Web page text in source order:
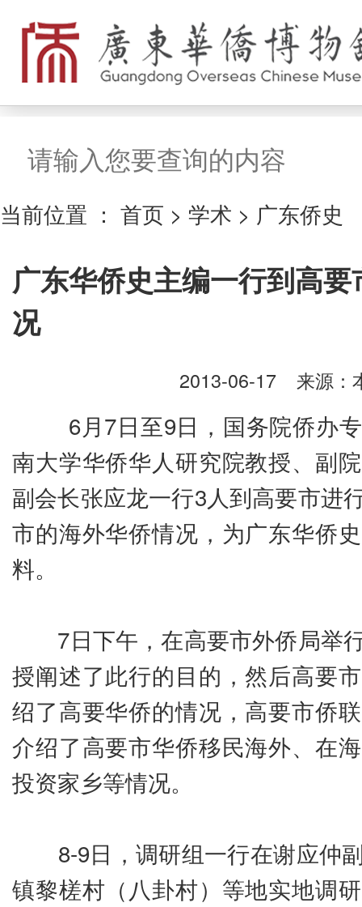
搜索
当前位置 ： 首页 > 学术 > 广东侨史
广东华侨史主编一行到高
况
2013-06-17 来源：
6月7日至9日，国务院侨办专
南大学华侨华人研究院教授、副
副会长张应龙一行3人到高要市进
市的海外华侨情况，为广东华侨
料。
7日下午，在高要市外侨局举
授阐述了此行的目的，然后高要
绍了高要华侨的情况，高要市侨
介绍了高要市华侨移民海外、在
投资家乡等情况。
8-9日，调研组一行在谢应仲
镇黎槎村（八卦村）等地实地调